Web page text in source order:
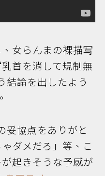
女らんまの裸描写
首を消して規制無
論を出したよう
妥協点をありがと
ダメだろ」等、こ
起きそうな予感が